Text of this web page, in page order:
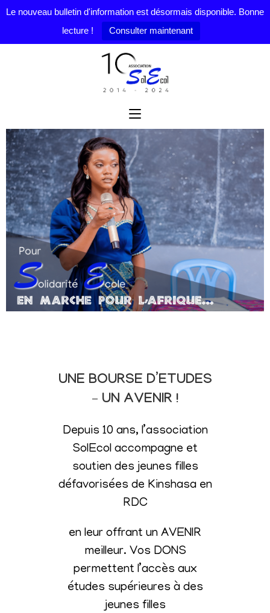
Le nouveau bulletin d'information est désormais disponible. Bonne
lecture !
Consulter maintenant
UNE BOURSE D’ETUDES
– UN AVENIR !
Depuis 10 ans, l’association
SolEcol accompagne et
soutien des jeunes filles
défavorisées de Kinshasa en
RDC
en leur offrant un AVENIR
meilleur. Vos DONS
permettent l’accès aux
études supérieures à des
jeunes filles